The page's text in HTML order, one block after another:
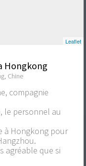
Leaflet
Hongkong
Chine
compagnie
le personnel au
à Hongkong pour
agréable que si